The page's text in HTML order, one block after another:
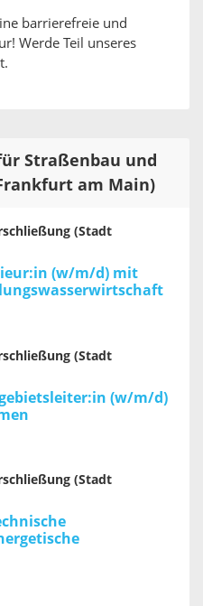
barrierefreie und
Werde Teil unseres
Straßenbau und
am Main)
(Stadt
(w/m/d) mit
(Stadt
(w/m/d)
(Stadt